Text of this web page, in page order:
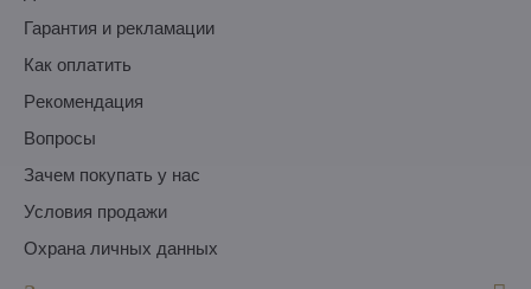
Гарантия и рекламации
Как оплатить
Pекомендация
Вопросы
Зачем покупать у нас
Условия продажи
Охрана личных данных